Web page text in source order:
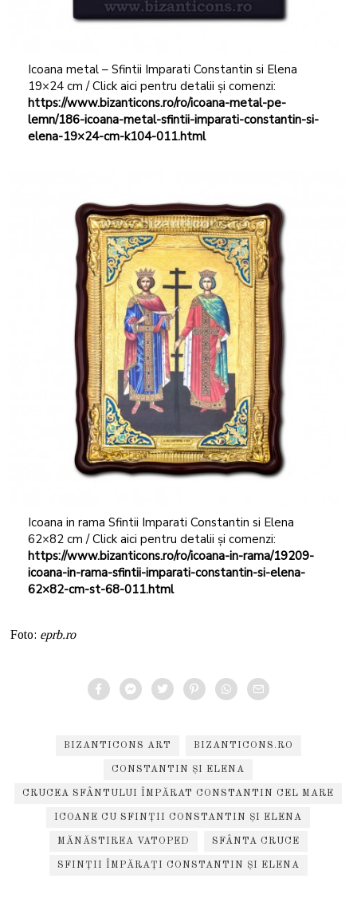
Icoana metal – Sfintii Imparati Constantin si Elena
19×24 cm / Click aici pentru detalii și comenzi:
https://www.bizanticons.ro/ro/icoana-metal-pe-
lemn/186-icoana-metal-sfintii-imparati-constantin-si-
elena-19×24-cm-k104-011.html
Icoana in rama Sfintii Imparati Constantin si Elena
62×82 cm / Click aici pentru detalii și comenzi:
https://www.bizanticons.ro/ro/icoana-in-rama/19209-
icoana-in-rama-sfintii-imparati-constantin-si-elena-
62×82-cm-st-68-011.html
Foto: eprb.ro
BIZANTICONS ART BIZANTICONS.RO
CONSTANTIN ŞI ELENA
CRUCEA SFÂNTULUI ÎMPĂRAT CONSTANTIN CEL MARE
ICOANE CU SFINȚII CONSTANTIN ȘI ELENA
MĂNĂSTIREA VATOPED SFÂNTA CRUCE
SFINȚII ÎMPĂRAȚI CONSTANTIN ȘI ELENA